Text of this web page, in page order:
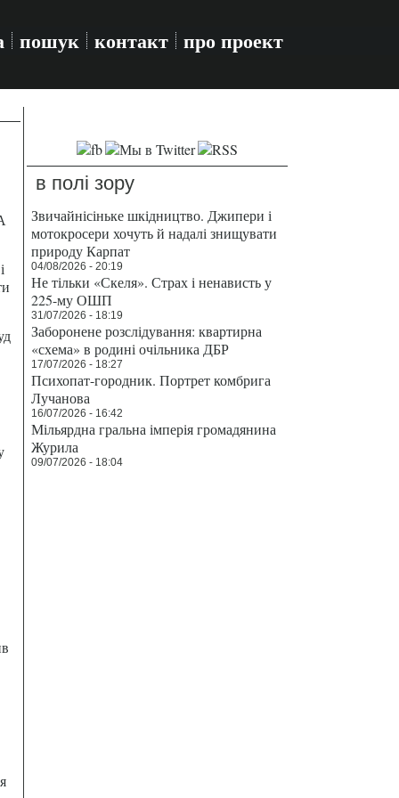
пошук контакт про проект
в полі зору
Звичайнісіньке шкідництво. Джипери і
мотокросери хочуть й надалі знищувати
природу Карпат
04/08/2026 - 20:19
Не тільки «Скеля». Страх і ненависть у
225-му ОШП
31/07/2026 - 18:19
Заборонене розслідування: квартирна
«схема» в родині очільника ДБР
17/07/2026 - 18:27
Психопат-городник. Портрет комбрига
Лучанова
16/07/2026 - 16:42
Мільярдна гральна імперія громадянина
Журила
09/07/2026 - 18:04